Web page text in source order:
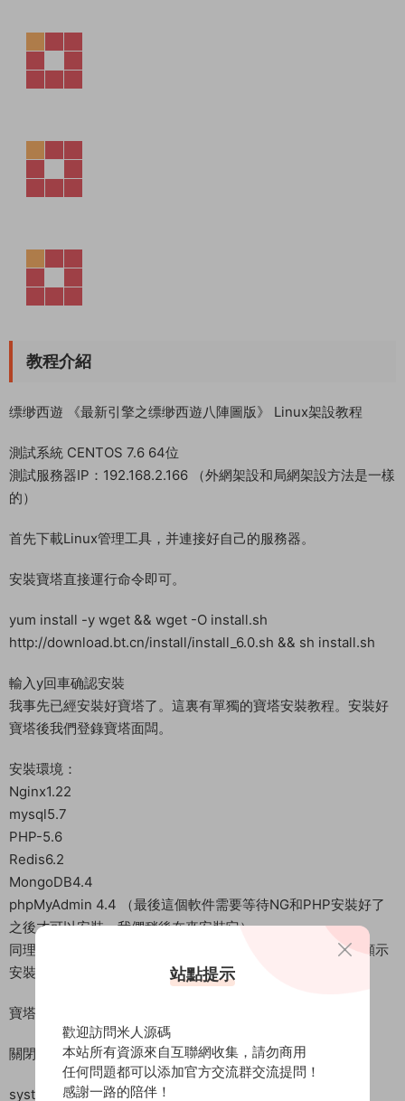
缥缈西遊 《最新引擎之缥缈西遊八陣圖版》 Linux架設教程
測試服務器IP：192.168.2.166 （外網架設和局網架設方法是一樣
的）
首先下載Linux管理工具，并連接好自己的服務器。
安裝寶塔直接運行命令即可。
yum install -y wget && wget -O install.sh
http://download.bt.cn/install/install_6.0.sh && sh install.sh
輸入y回車确認安裝
我事先已經安裝好寶塔了。這裏有單獨的寶塔安裝教程。安裝好
寶塔後我們登錄寶塔面闆。
安裝環境：
Nginx1.22
站點提示
歡迎訪問米人源碼
本站所有資源來自互聯網收集，請勿商用
任何問題都可以添加官方交流群交流提問！
感謝一路的陪伴！